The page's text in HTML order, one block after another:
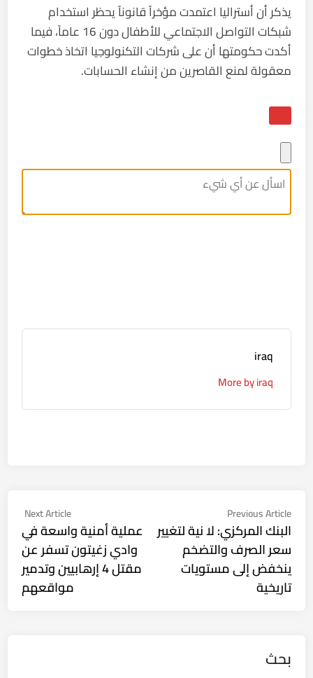
يذكر أن أستراليا اعتمدت مؤخراً قانوناً يحظر استخدام
شبكات التواصل الاجتماعي للأطفال دون 16 عاماً، فيما
أكدت حكومتها أن على شركات التكنولوجيا اتخاذ خطوات
معقولة لمنع القاصرين من إنشاء الحسابات.
iraq
More by iraq
تصفّح
المقالات
Previous Article
article:
البنك المركزي: لا نية لتغيير
سعر الصرف والتضخم
ينخفض إلى مستويات
تاريخية
Next Article
عملية أمنية واسعة في
وادي زغيتون تسفر عن
مقتل 4 إرهابيين وتدمير
مواقعهم
بحث